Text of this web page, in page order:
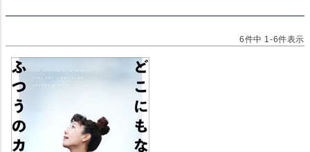
6件中 1-6件表示